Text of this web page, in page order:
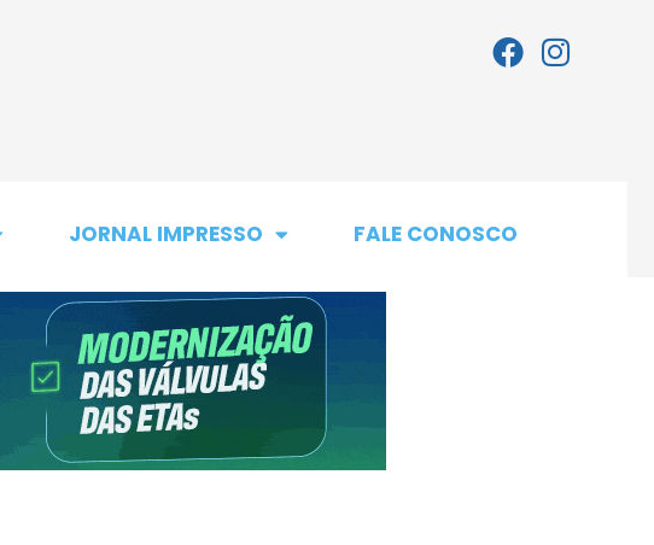
JORNAL IMPRESSO FALE CONOSCO